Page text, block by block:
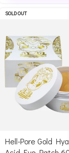
SOLD OUT
Hell-Pore Gold